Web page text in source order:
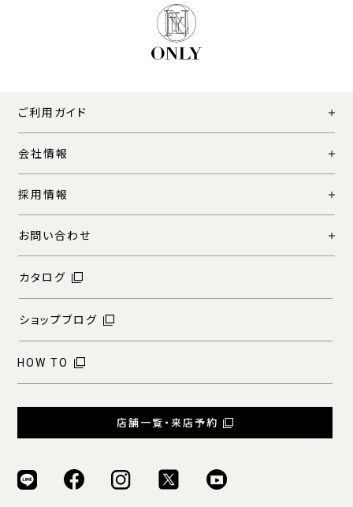
ご利用ガイド
会社情報
採用情報
お問い合わせ
カタログ
ショップブログ
HOW TO
店舗一覧・来店予約